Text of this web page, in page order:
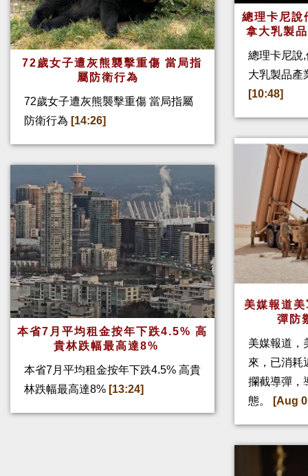
72歲女子遭灰熊襲擊重傷 當局指
屬防衛行為
72歲女子遭灰熊襲擊重傷 當局指屬
防衛行為 [14:26]
本省7月平均租金按年下跌4.5% 高
貴林跌幅最高達8%
本省7月平均租金按年下跌4.5% 高貴
林跌幅最高達8% [13:24]
總理卡尼
拿大乳製
總理卡尼說
大乳製品產
[10:48]
美媒報道
彈防
美媒報道，
來，已消耗
攔截導彈，
態。
[Aug